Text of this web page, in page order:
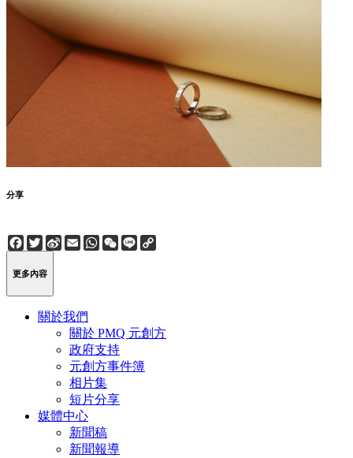
分享
Facebook
Twitter
Sina
Weibo
EmailWhatsApp
WeChat
Line
更多內容
關於我們
關於 PMQ 元創方
政府支持
元創方事件簿
相片集
短片分享
媒體中心
新聞稿
新聞報導